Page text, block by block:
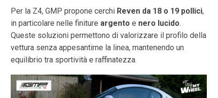
Per la Z4, GMP propone cerchi Reven da 18 o 19 pollici,
in particolare nelle finiture argento e nero lucido.
Queste soluzioni permettono di valorizzare il profilo della
vettura senza appesantirne la linea, mantenendo un
equilibrio tra sportività e raffinatezza.